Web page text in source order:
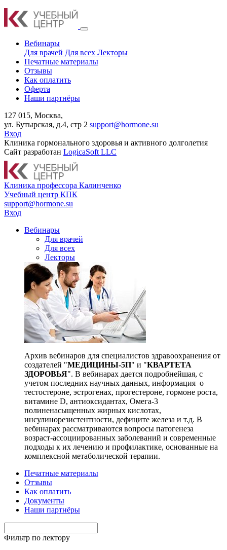
Вебинары
Для врачей Для всех Лекторы
Печатные материалы
Отзывы
Как оплатить
Оферта
Наши партнёры
127 015, Москва,
ул. Бутырская, д.4, стр 2 support@hormone.su
Вход
Клиника гормонального здоровья и активного долголетия
Сайт разработан LogicaSoft LLC
Клиника профессора Калинченко
Учебный центр КПК
support@hormone.su
Вход
Вебинары
Для врачей
Для всех
Лекторы
Архив вебинаров для специалистов здравоохранения от
создателей "МЕДИЦИНЫ-5П" и "КВАРТЕТА
ЗДОРОВЬЯ". В вебинарах дается подробнейшая, с
учетом последних научных данных, информация о
тестостероне, эстрогенах, прогестероне, гормоне роста,
витамине D, антиоксидантах, Омега-3
полиненасыщенных жирных кислотах,
инсулинорезистентности, дефиците железа и т.д. В
вебинарах рассматриваются вопросы патогенеза
возраст-ассоциированных заболеваний и современные
подходы к их лечению и профилактике, основанные на
комплексной метаболической терапии.
Печатные материалы
Отзывы
Как оплатить
Документы
Наши партнёры
Фильтр по лектору